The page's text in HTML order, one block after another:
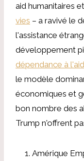
aid humanitaires et
vies – a ravivé le
l'assistance
développement
dépendance à
le modèle
économiques et
bon nombre des
Trump n'offrent
Amérique